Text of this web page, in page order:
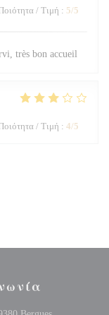
/ Τιμή : 5/5
très bon accueil
/ Τιμή : 4/5